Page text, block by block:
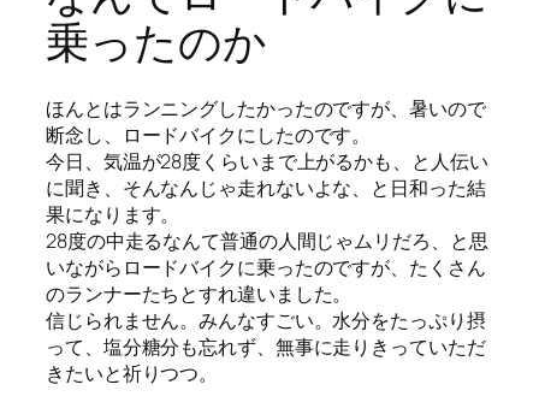
乗ったのか
ほんとはランニングしたかったのですが、暑いので
断念し、ロードバイクにしたのです。
今日、気温が28度くらいまで上がるかも、と人伝い
に聞き、そんなんじゃ走れないよな、と日和った結
果になります。
28度の中走るなんて普通の人間じゃムリだろ、と思
いながらロードバイクに乗ったのですが、たくさん
のランナーたちとすれ違いました。
信じられません。みんなすごい。水分をたっぷり摂
って、塩分糖分も忘れず、無事に走りきっていただ
きたいと祈りつつ。